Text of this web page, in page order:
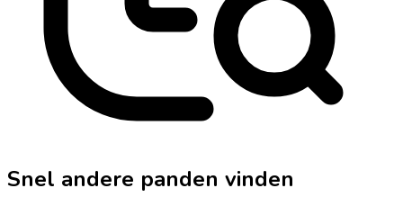
Snel andere panden vinden